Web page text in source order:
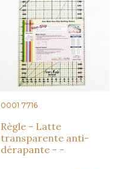
0001 7716
Règle - Latte
transparente anti-
dérapante - -